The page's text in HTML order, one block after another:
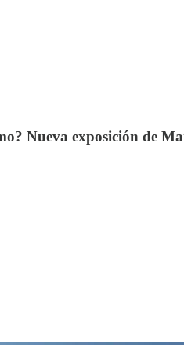
Nueva exposición de